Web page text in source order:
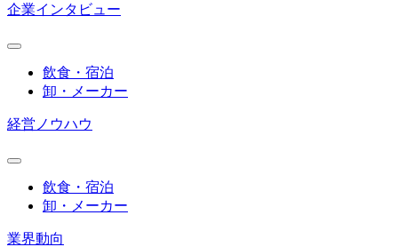
企業インタビュー
飲食・宿泊
卸・メーカー
経営ノウハウ
飲食・宿泊
卸・メーカー
業界動向